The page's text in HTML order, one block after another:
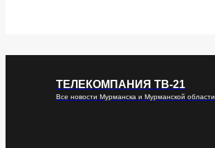
ТЕЛЕКОМПАНИЯ ТВ-21
Все новости Мурманска и Мурманской области